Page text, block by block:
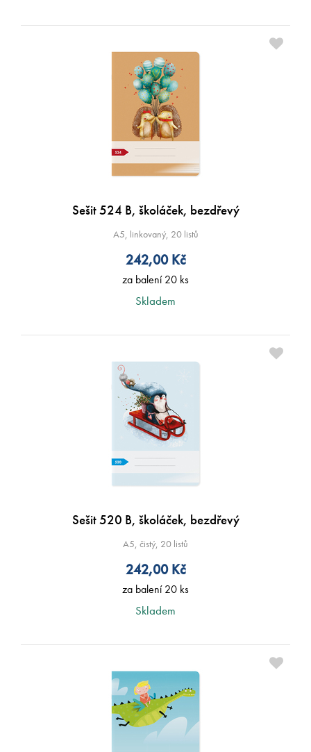
Sešit 524 B, školáček, bezdřevý
A5, linkovaný, 20 listů
242,00Kč
za balení 20 ks
Skladem
Sešit 520 B, školáček, bezdřevý
A5, čistý, 20 listů
242,00Kč
za balení 20 ks
Skladem